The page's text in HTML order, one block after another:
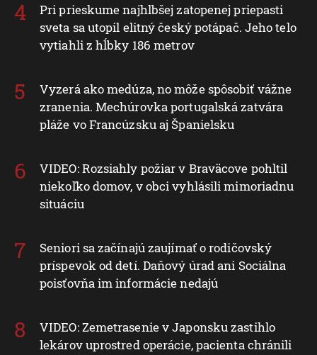
Pri prieskume najhlbšej zatopenej priepasti
sveta sa utopil elitný český potápač. Jeho telo
vytiahli z hĺbky 186 metrov
Vyzerá ako medúza, no môže spôsobiť vážne
zranenia. Mechúrovka portugalská zatvára
pláže vo Francúzsku aj Španielsku
VIDEO: Rozsiahly požiar v Braväcove pohltil
niekoľko domov, v obci vyhlásili mimoriadnu
situáciu
Seniori sa začínajú zaujímať o rodičovský
príspevok od detí. Daňový úrad ani Sociálna
poisťovňa im informácie nedajú
VIDEO: Zemetrasenie v Japonsku zastihlo
lekárov uprostred operácie, pacienta chránili